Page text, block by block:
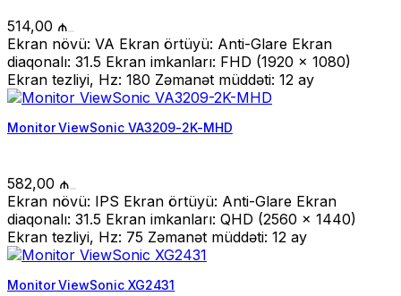
514,00 ₼
Ekran növü: VA Ekran örtüyü: Anti-Glare Ekran
diaqonalı: 31.5 Ekran imkanları: FHD (1920 x 1080)
Ekran tezliyi, Hz: 180 Zəmanət müddəti: 12 ay
Monitor ViewSonic VA3209-2K-MHD
582,00 ₼
Ekran növü: IPS Ekran örtüyü: Anti-Glare Ekran
diaqonalı: 31.5 Ekran imkanları: QHD (2560 x 1440)
Ekran tezliyi, Hz: 75 Zəmanət müddəti: 12 ay
Monitor ViewSonic XG2431